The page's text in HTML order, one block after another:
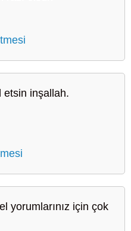
etsin inşallah.
yorumlarınız için çok